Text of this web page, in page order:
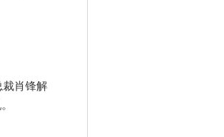
肖锋解